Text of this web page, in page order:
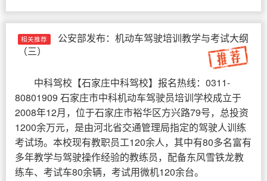
相关推荐
公安部发布：机动车驾驶培训教学与考试大纲
（三）
中科驾校 【石家庄中科驾校】报名热线：0311-
80801909 石家庄市中科机动车驾驶员培训学校成立于
2008年12月，位于石家庄市裕华区方兴路79号，总投资
1200余万元，是由河北省交通管理局指定的驾驶人训练
考试场。本校现有教职员工120余人，其中有80多名富有
多年教学与驾驶操作经验的教练员，配备东风雪铁龙教
练车、考试车80余辆，考试用微机120余台。